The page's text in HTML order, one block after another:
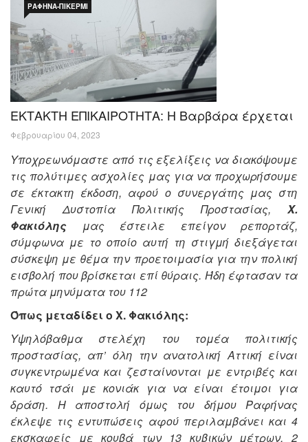
ΡΑΦΉΝΑ-ΠΙΚΈΡΜΙ
ΕΚΤΑΚΤΗ ΕΠΙΚΑΙΡΟΤΗΤΑ: Η Βαρβάρα έρχεται
Φεβρουαρίου 04, 2023
Υποχρεωνόμαστε από τις εξελίξεις να διακόψουμε
τις πολύτιμες ασχολίες μας για να προχωρήσουμε
σε έκτακτη έκδοση, αφού ο συνεργάτης μας στη
Γενική Δυστοπία Πολιτικής Προστασίας, Χ.
Φακιόλης μας έστειλε επείγον ρεπορτάζ,
σύμφωνα με το οποίο αυτή τη στιγμή διεξάγεται
σύσκεψη με θέμα την προετοιμασία για την πολική
εισβολή που βρίσκεται επί θύραις. Ήδη έφτασαν τα
πρώτα μηνύματα του 112
Όπως μεταδίδει ο Χ. Φακιόλης:
Υψηλόβαθμα στελέχη του τομέα πολιτικής
προστασίας, απ’ όλη την ανατολική Αττική είναι
συγκεντρωμένα και ζεσταίνονται με εντριβές και
καυτό τσάι με κονιάκ για να είναι έτοιμοι για
δράση. Η αποστολή όμως του δήμου Ραφήνας
έκλεψε τις εντυπώσεις αφού περιλαμβάνει και 4
εκσκαφείς με κουβά των 13 κυβικών μέτρων, 2